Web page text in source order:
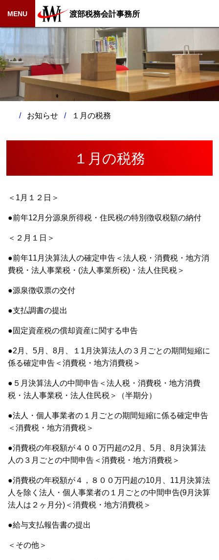
MENU 渡部税務会計事務所
お知らせ １月の税務
１月の税務
＜1月１２日＞
●前年12月分源泉所得税・住民税の特別徴収税額の納付
＜２月１日＞
●前年11月決算法人の確定申告＜法人税・消費税・地方消
費税・法人事業税・(法人事業所税)・法人住民税＞
●源泉徴収票の交付
●支払調書の提出
●固定資産税の償却資産に関する申告
●2月、5月、8月、１1月決算法人の３月ごとの期間短縮に
係る確定申告＜消費税・地方消費税＞
●５月決算法人の中間申告＜法人税・消費税・地方消費
税・法人事業税・法人住民税＞（半期分）
●法人・個人事業者の１月ごとの期間短縮に係る確定申告
＜消費税・地方消費税＞
●消費税の年税額が４００万円超の2月、5月、8月決算法
人の３月ごとの中間申告＜消費税・地方消費税＞
●消費税の年税額が４，８００万円超の10月、11月決算法
人を除く法人・個人事業者の１月ごとの中間申告(9月決算
法人は２ヶ月分)＜消費税・地方消費税＞
●給与支払報告書の提出
＜その他＞